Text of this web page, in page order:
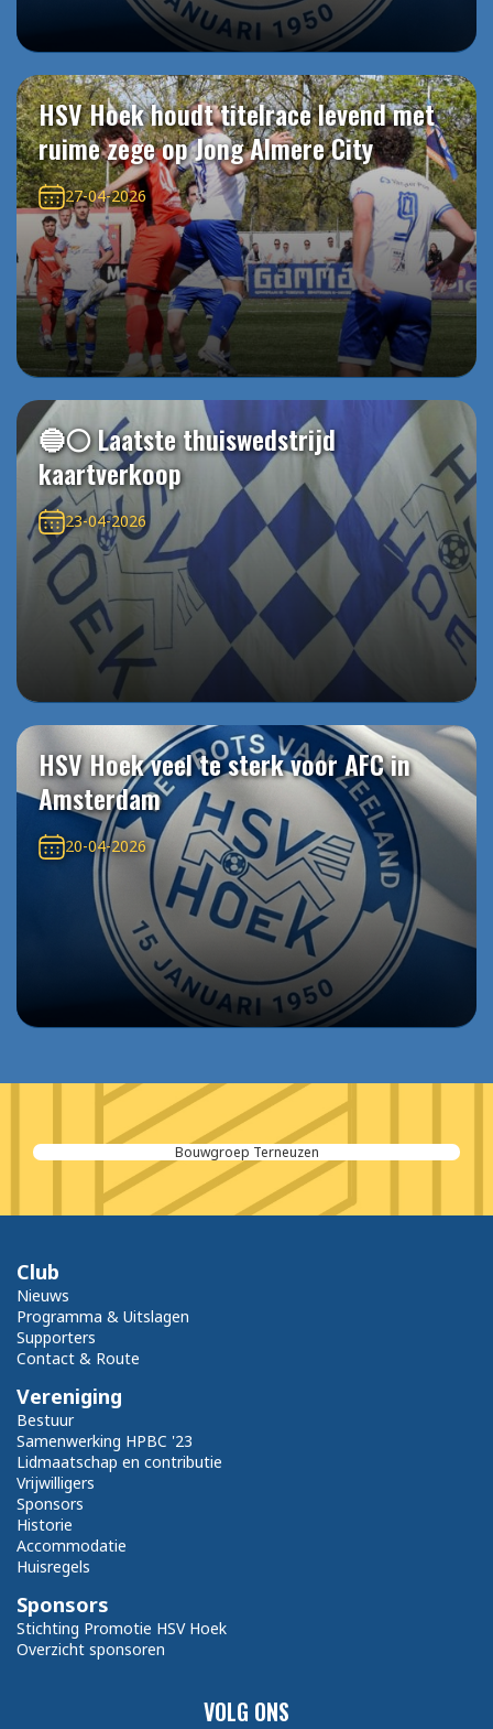
HSV Hoek houdt titelrace levend met
ruime zege op Jong Almere City
27-04-2026
🔵⚪️ Laatste thuiswedstrijd
kaartverkoop
23-04-2026
HSV Hoek veel te sterk voor AFC in
Amsterdam
20-04-2026
Bouwgroep Terneuzen
VOLG ONS
Club
Nieuws
Programma & Uitslagen
Supporters
Contact & Route
Vereniging
Bestuur
Samenwerking HPBC '23
Lidmaatschap en contributie
Vrijwilligers
Sponsors
Historie
Accommodatie
Huisregels
Sponsors
Stichting Promotie HSV Hoek
Overzicht sponsoren